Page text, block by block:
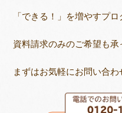
「できる！」を増やすプ
資料請求のみのご希望も承
まずはお気軽にお問い合わ